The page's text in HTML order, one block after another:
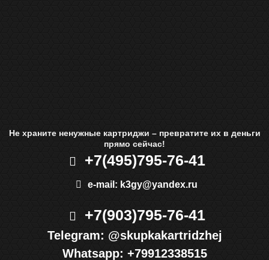
Не храните ненужные картриджи – превратите их в деньги
прямо сейчас!
+7(495)795-76-41
e-mail: k3gy@yandex.ru
+7(903)795-76-41
Telegram: @skupkakartridzhej
Whatsapp: +79912338515